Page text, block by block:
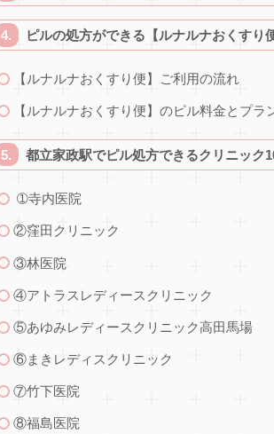
ピルの処方ができる【ルナルナおくすり便
【ルナルナおくすり便】ご利用の流れ
【ルナルナおくすり便】のピル料金とプラ
都立家政駅でピル処方できるクリニック
➀寺内医院
②窪田クリニック
③林医院
④アトラスレディースクリニック
⑤あゆみレディースクリニック高田馬場
⑥まきレディスクリニック
⑦竹下医院
⑧福島医院